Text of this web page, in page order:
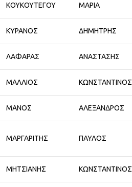
ΚΟΥΚΟΥΤΕΓΟΥ ΜΑΡΙΑ
ΚΥΡΑΝΟΣ ΔΗΜΗΤΡΗΣ
ΛΑΦΑΡΑΣ ΑΝΑΣΤΑΣΗΣ
ΜΑΛΛΙΟΣ ΚΩΝΣΤΑΝΤΙΝΟΣ
ΜΑΝΟΣ ΑΛΕΞΑΝΔΡΟΣ
ΜΑΡΓΑΡΙΤΗΣ ΠΑΥΛΟΣ
ΜΗΤΣΙΑΝΗΣ ΚΩΝΣΤΑΝΤΙΝΟΣ